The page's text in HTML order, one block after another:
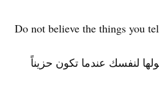
.Do not believe the things you
لنفسك عندما تكون حزيناً